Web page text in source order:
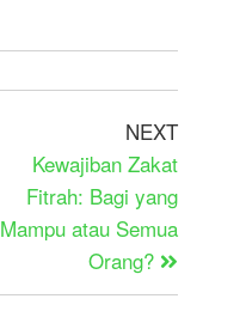
NEXT
Kewajiban Zakat
Fitrah: Bagi yang
Mampu atau Semua
Orang?